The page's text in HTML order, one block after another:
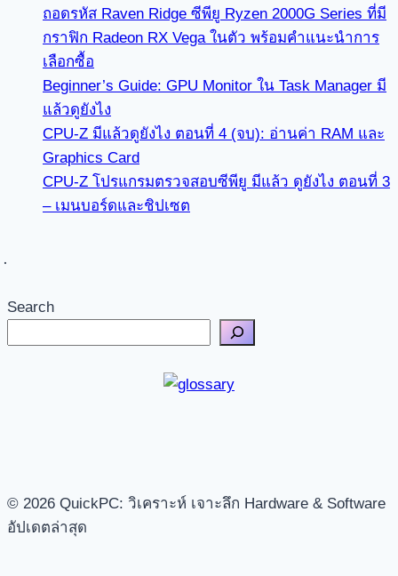
ถอดรหัส Raven Ridge ซีพียู Ryzen 2000G Series ที่มี
กราฟิก Radeon RX Vega ในตัว พร้อมคำแนะนำการ
เลือกซื้อ
Beginner’s Guide: GPU Monitor ใน Task Manager มี
แล้วดูยังไง
CPU-Z มีแล้วดูยังไง ตอนที่ 4 (จบ): อ่านค่า RAM และ
Graphics Card
CPU-Z โปรแกรมตรวจสอบซีพียู มีแล้ว ดูยังไง ตอนที่ 3
– เมนบอร์ดและชิปเซต
Search
© 2026 QuickPC: วิเคราะห์ เจาะลึก Hardware & Software
อัปเดตล่าสุด